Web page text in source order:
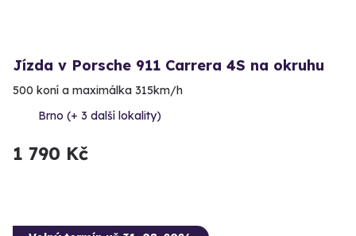
Jízda v Porsche 911 Carrera 4S na okruhu
500 koní a maximálka 315km/h
Brno (+ 3 další lokality)
1 790 Kč